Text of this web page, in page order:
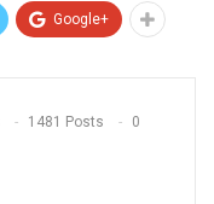
Google+
1481 Posts 0